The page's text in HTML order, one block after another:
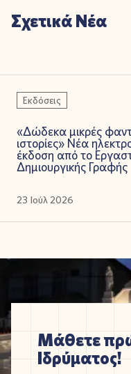
Σχετικά Νέα
Εκδόσεις
«Δώδεκα μικρές
ιστορίες» Νέα
έκδοση από το
Δημιουργικής Γραφής
23 Ιούλ 2026
Μάθετε
Ιδρύματος!